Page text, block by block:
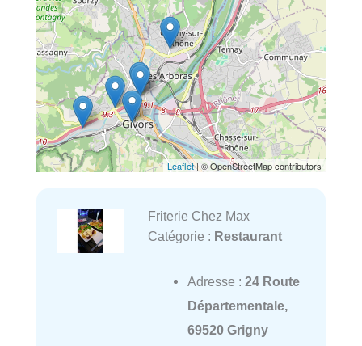
Leaflet| © OpenStreetMap contributors
Friterie Chez Max
Catégorie : Restaurant
Adresse : 24 Route
Départementale,
69520 Grigny